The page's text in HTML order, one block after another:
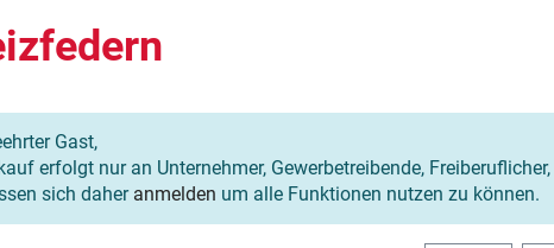
Gast,
erfolgt nur an Unternehmer, Gewerbetreibende,
sich daher anmelden um alle Funktionen nutzen zu können.